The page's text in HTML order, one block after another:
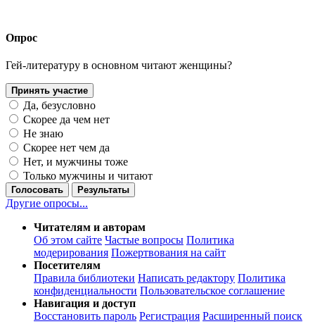
Опрос
Гей-литературу в основном читают женщины?
Принять участие
Да, безусловно
Скорее да чем нет
Не знаю
Скорее нет чем да
Нет, и мужчины тоже
Только мужчины и читают
Голосовать Результаты
Другие опросы...
Читателям и авторам
Об этом сайте Частые вопросы Политика
модерирования Пожертвования на сайт
Посетителям
Правила библиотеки Написать редактору Политика
конфиденциальности Пользовательское соглашение
Навигация и доступ
Восстановить пароль Регистрация Расширенный поиск